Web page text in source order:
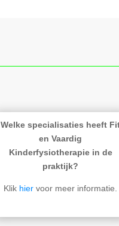
Welke specialisaties heeft
en Vaardig
Kinderfysiotherapie in de
praktijk?
Klik hier voor meer informatie.